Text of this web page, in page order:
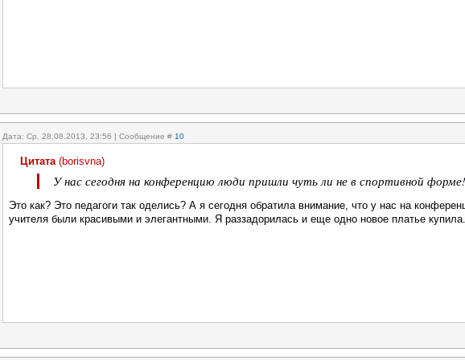
Дата: Ср, 28.08.2013, 23:56 | Сообщение # 10
Цитата(borisvna)
У нас сегодня на конференцию люди пришли чуть ли не в спортивной форме!
Это как? Это педагоги так оделись? А я сегодня обратила внимание, что у нас на
учителя были красивыми и элегантными. Я раззадорилась и еще одно новое платье купила.